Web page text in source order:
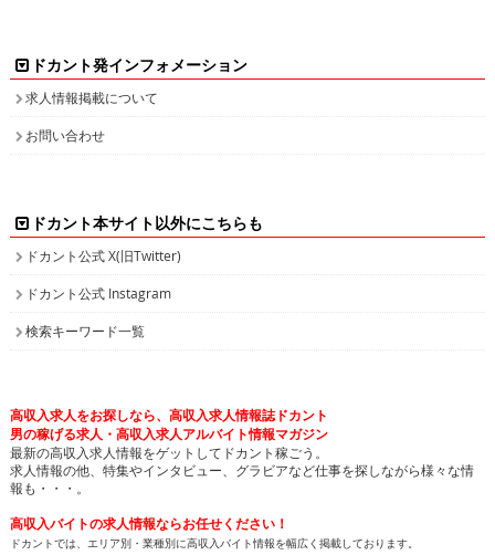
ドカント発インフォメーション
求人情報掲載について
お問い合わせ
ドカント本サイト以外にこちらも
ドカント公式 X(旧Twitter)
ドカント公式 Instagram
検索キーワード一覧
高収入求人をお探しなら、高収入求人情報誌ドカント
男の稼げる求人・高収入求人アルバイト情報マガジン
最新の高収入求人情報をゲットしてドカント稼ごう。
求人情報の他、特集やインタビュー、グラビアなど仕事を探しながら様々な情
報も・・・。
高収入バイトの求人情報ならお任せください！
ドカントでは、エリア別・業種別に高収入バイト情報を幅広く掲載しております。